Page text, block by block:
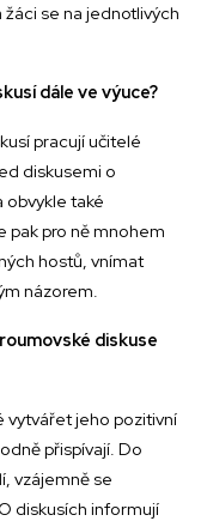
se na jednotlivých
dále ve výuce?
pracují učitelé
diskusemi o
také
pak pro ně mnohem
hostů, vnímat
názorem.
diskuse
vytvářet jeho pozitivní
přispívají. Do
vzájemně se
diskusích informují